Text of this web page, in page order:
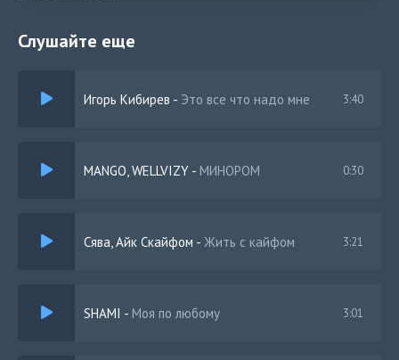
Слушайте еще
Игорь Кибирев - Это все что надо мне 3:40
MANGO, WELLVIZY - МИНОРОМ 0:30
Сява, Айк Скайфом - Жить с кайфом 3:21
SHAMI - Моя по любому 3:01